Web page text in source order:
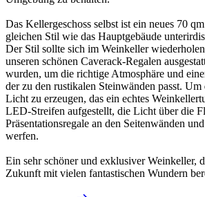
Das Kellergeschoss selbst ist ein neues 70
gleichen Stil wie das Hauptgebäude
Der Stil sollte sich im Weinkeller
unseren schönen Caverack-Regalen
wurden, um die richtige Atmosphäre und
der zu den rustikalen Steinwänden passt.
Licht zu erzeugen, das ein echtes
LED-Streifen aufgestellt, die Licht über die
Präsentationsregale an den Seitenwänden
werfen.
Ein sehr schöner und exklusiver Weinkeller,
Zukunft mit vielen fantastischen Wundern